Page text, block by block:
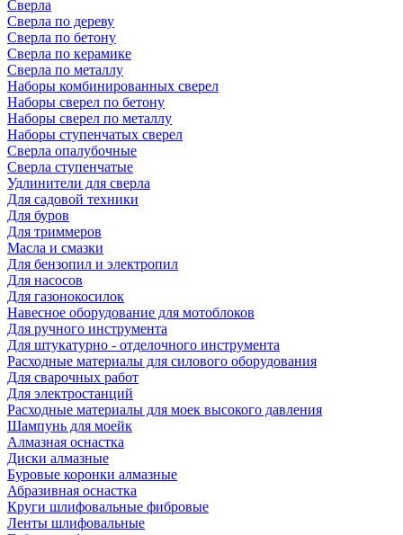
Сверла
Сверла по дереву
Сверла по бетону
Сверла по керамике
Сверла по металлу
Наборы комбинированных сверел
Наборы сверел по бетону
Наборы сверел по металлу
Наборы ступенчатых сверел
Сверла опалубочные
Сверла ступенчатые
Удлинители для сверла
Для садовой техники
Для буров
Для триммеров
Масла и смазки
Для бензопил и электропил
Для насосов
Для газонокосилок
Навесное оборудование для мотоблоков
Для ручного инструмента
Для штукатурно - отделочного инструмента
Расходные материалы для силового оборудования
Для сварочных работ
Для электростанций
Расходные материалы для моек высокого давления
Шампунь для моейк
Алмазная оснастка
Диски алмазные
Буровые коронки алмазные
Абразивная оснастка
Круги шлифовальные фибровые
Ленты шлифовальные